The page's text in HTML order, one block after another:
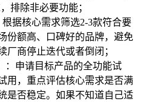
排除非必要功能；
根据核心需求筛选2-3款符合要
份额高、口碑好的品牌，避免
厂商停止迭代或者倒闭；
：申请目标产品的全功能试
用，重点评估核心需求是否满
是否稳定。如果不知道自己适